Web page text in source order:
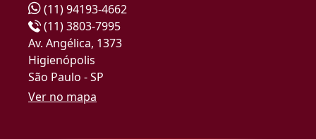
(11) 94193-4662
(11) 3803-7995
Av. Angélica, 1373
Higienópolis
São Paulo - SP
Ver no mapa